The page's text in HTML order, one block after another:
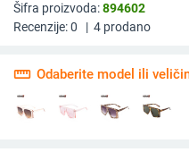
Šifra proizvoda:894602
Recenzije:0 | 4 prodano
straighten Odaberite model ili